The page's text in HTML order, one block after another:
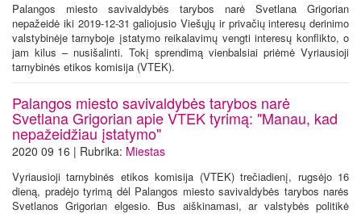
Palangos miesto savivaldybės tarybos narė Svetlana Grigorian
nepažeidė iki 2019-12-31 galiojusio Viešųjų ir privačių interesų derinimo
valstybinėje tarnyboje įstatymo reikalavimų vengti interesų konflikto, o
jam kilus – nusišalinti. Tokį sprendimą vienbalsiai priėmė Vyriausioji
tarnybinės etikos komisija (VTEK).
Palangos miesto savivaldybės tarybos narė
Svetlana Grigorian apie VTEK tyrimą: "Manau, kad
nepažeidžiau įstatymo"
2020 09 16 | Rubrika: Miestas
Vyriausioji tarnybinės etikos komisija (VTEK) trečiadienį, rugsėjo 16
dieną, pradėjo tyrimą dėl Palangos miesto savivaldybės tarybos narės
Svetlanos Grigorian elgesio. Bus aiškinamasi, ar valstybės politikė